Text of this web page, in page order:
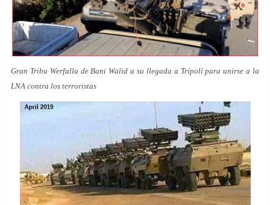
Gran Tribu Werfalla de Bani Walid a su llegada a Trípolí para unirse a la
LNA contra los terroristas